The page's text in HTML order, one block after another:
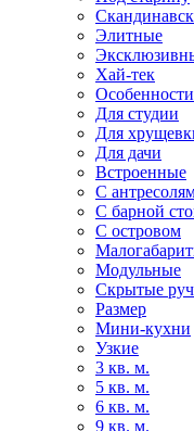
Элитные
Хай-тек
Особенности
Для студии
Для
Для дачи
Встроенные
С
С барной
С островом
Модульные
Скрытые
Размер
Мини-кухни
Узкие
3 кв. м.
5 кв. м.
6 кв. м.
9 кв. м.